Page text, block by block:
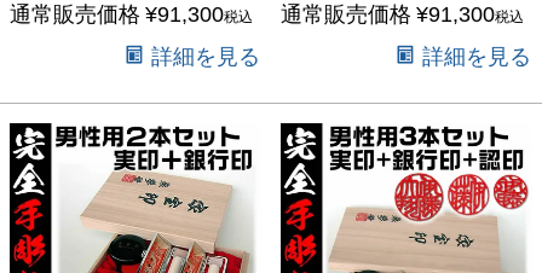
通常販売価格 ¥91,300税込
詳細を見る
通常販売価格 ¥91,300税込
詳細を見る
キーワード